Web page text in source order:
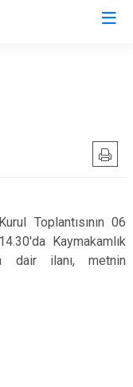
Toplantısının 06
Kaymakamlık
dair ilanı, metnin